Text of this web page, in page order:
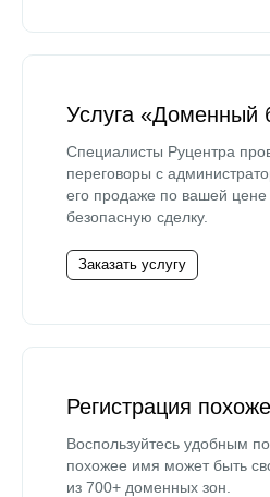
Услуга «Доменный
Специалисты Руцентра
переговоры с
его продаже по вашей цене
безопасную сделку.
Заказать услугу
Регистрация
Воспользуйтесь удобным
похожее имя может быть
из 700+ доменных зон.